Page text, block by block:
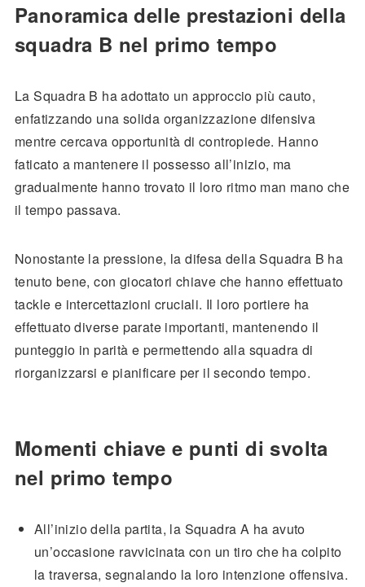
Panoramica delle prestazioni della
squadra B nel primo tempo
La Squadra B ha adottato un approccio più cauto,
enfatizzando una solida organizzazione difensiva
mentre cercava opportunità di contropiede. Hanno
faticato a mantenere il possesso all’inizio, ma
gradualmente hanno trovato il loro ritmo man mano che
il tempo passava.
Nonostante la pressione, la difesa della Squadra B ha
tenuto bene, con giocatori chiave che hanno effettuato
tackle e intercettazioni cruciali. Il loro portiere ha
effettuato diverse parate importanti, mantenendo il
punteggio in parità e permettendo alla squadra di
riorganizzarsi e pianificare per il secondo tempo.
Momenti chiave e punti di svolta
nel primo tempo
All’inizio della partita, la Squadra A ha avuto
un’occasione ravvicinata con un tiro che ha colpito
la traversa, segnalando la loro intenzione offensiva.